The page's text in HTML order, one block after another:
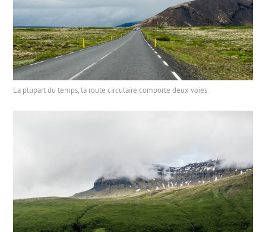
La plupart du temps, la route circulaire comporte deux voies.